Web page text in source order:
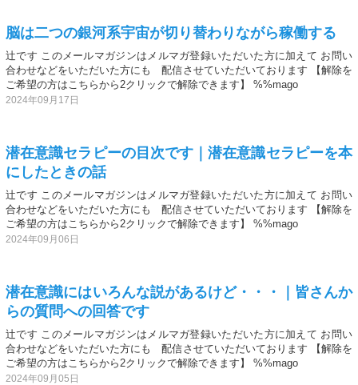
脳は二つの銀河系宇宙が切り替わりながら稼働する
辻です このメールマガジンはメルマガ登録いただいた方に加えて お問い
合わせなどをいただいた方にも 配信させていただいております 【解除を
ご希望の方はこちらから2クリックで解除できます】 %%mago
2024年09月17日
潜在意識セラピーの目次です｜潜在意識セラピーを本
にしたときの話
辻です このメールマガジンはメルマガ登録いただいた方に加えて お問い
合わせなどをいただいた方にも 配信させていただいております 【解除を
ご希望の方はこちらから2クリックで解除できます】 %%mago
2024年09月06日
潜在意識にはいろんな説があるけど・・・｜皆さんか
らの質問への回答です
辻です このメールマガジンはメルマガ登録いただいた方に加えて お問い
合わせなどをいただいた方にも 配信させていただいております 【解除を
ご希望の方はこちらから2クリックで解除できます】 %%mago
2024年09月05日